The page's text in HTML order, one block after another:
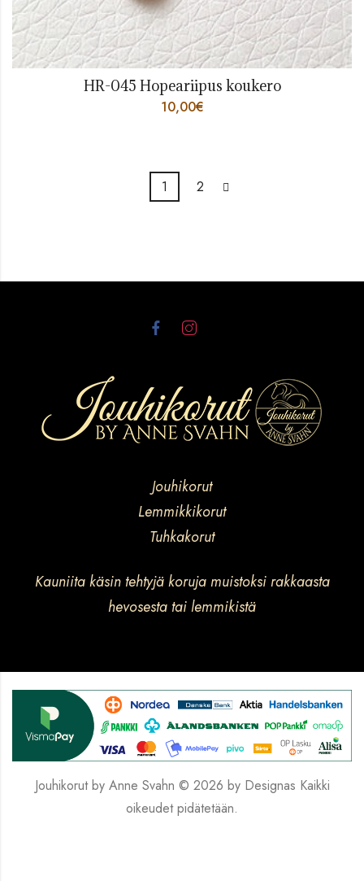
HR-045 Hopeariipus koukero
10,00€
1 2
Jouhikorut
Lemmikkikorut
Tuhkakorut
Kauniita käsin tehtyjä koruja muistoksi rakkaasta
hevosesta tai lemmikistä
Jouhikorut by Anne Svahn © 2026 by Designas Kaikki
oikeudet pidätetään.